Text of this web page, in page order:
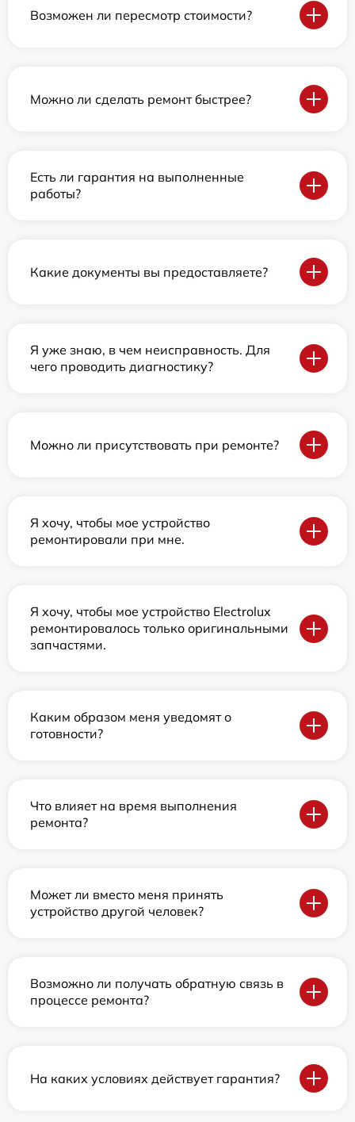
Возможен ли пересмотр стоимости?
Можно ли сделать ремонт быстрее?
Есть ли гарантия на выполненные
работы?
Какие документы вы предоставляете?
Я уже знаю, в чем неисправность. Для
чего проводить диагностику?
Можно ли присутствовать при ремонте?
Я хочу, чтобы мое устройство
ремонтировали при мне.
Я хочу, чтобы мое устройство Electrolux
ремонтировалось только оригинальными
запчастями.
Каким образом меня уведомят о
готовности?
Что влияет на время выполнения
ремонта?
Может ли вместо меня принять
устройство другой человек?
Возможно ли получать обратную связь в
процессе ремонта?
На каких условиях действует гарантия?